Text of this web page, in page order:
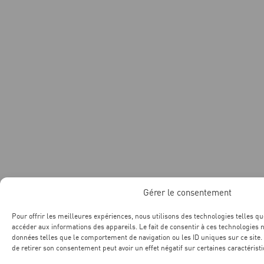
Gérer le consentement
Pour offrir les meilleures expériences, nous utilisons des technologies telles
accéder aux informations des appareils. Le fait de consentir à ces technologies
données telles que le comportement de navigation ou les ID uniques sur ce
de retirer son consentement peut avoir un effet négatif sur certaines